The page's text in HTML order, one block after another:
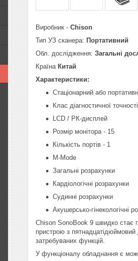
Виробник - Chison
Тип УЗ сканера: Портативний
Обл. дослідження: Загальні
Країна Китай
Характеристики:
Стаціонарний або
Клас діагностичної
LCD / РК-дисплей
Розмір монітора - 15
Кількість портів - 1
M-Mode
Загальні розрахунки
Кардіологічні розрахунки
Судинні розрахунки
Акушерсько-гінекологічні
Chison SonoBook 9 швидко стає
пристрою з
затребуваних функцій.
У функціоналу обладнання є